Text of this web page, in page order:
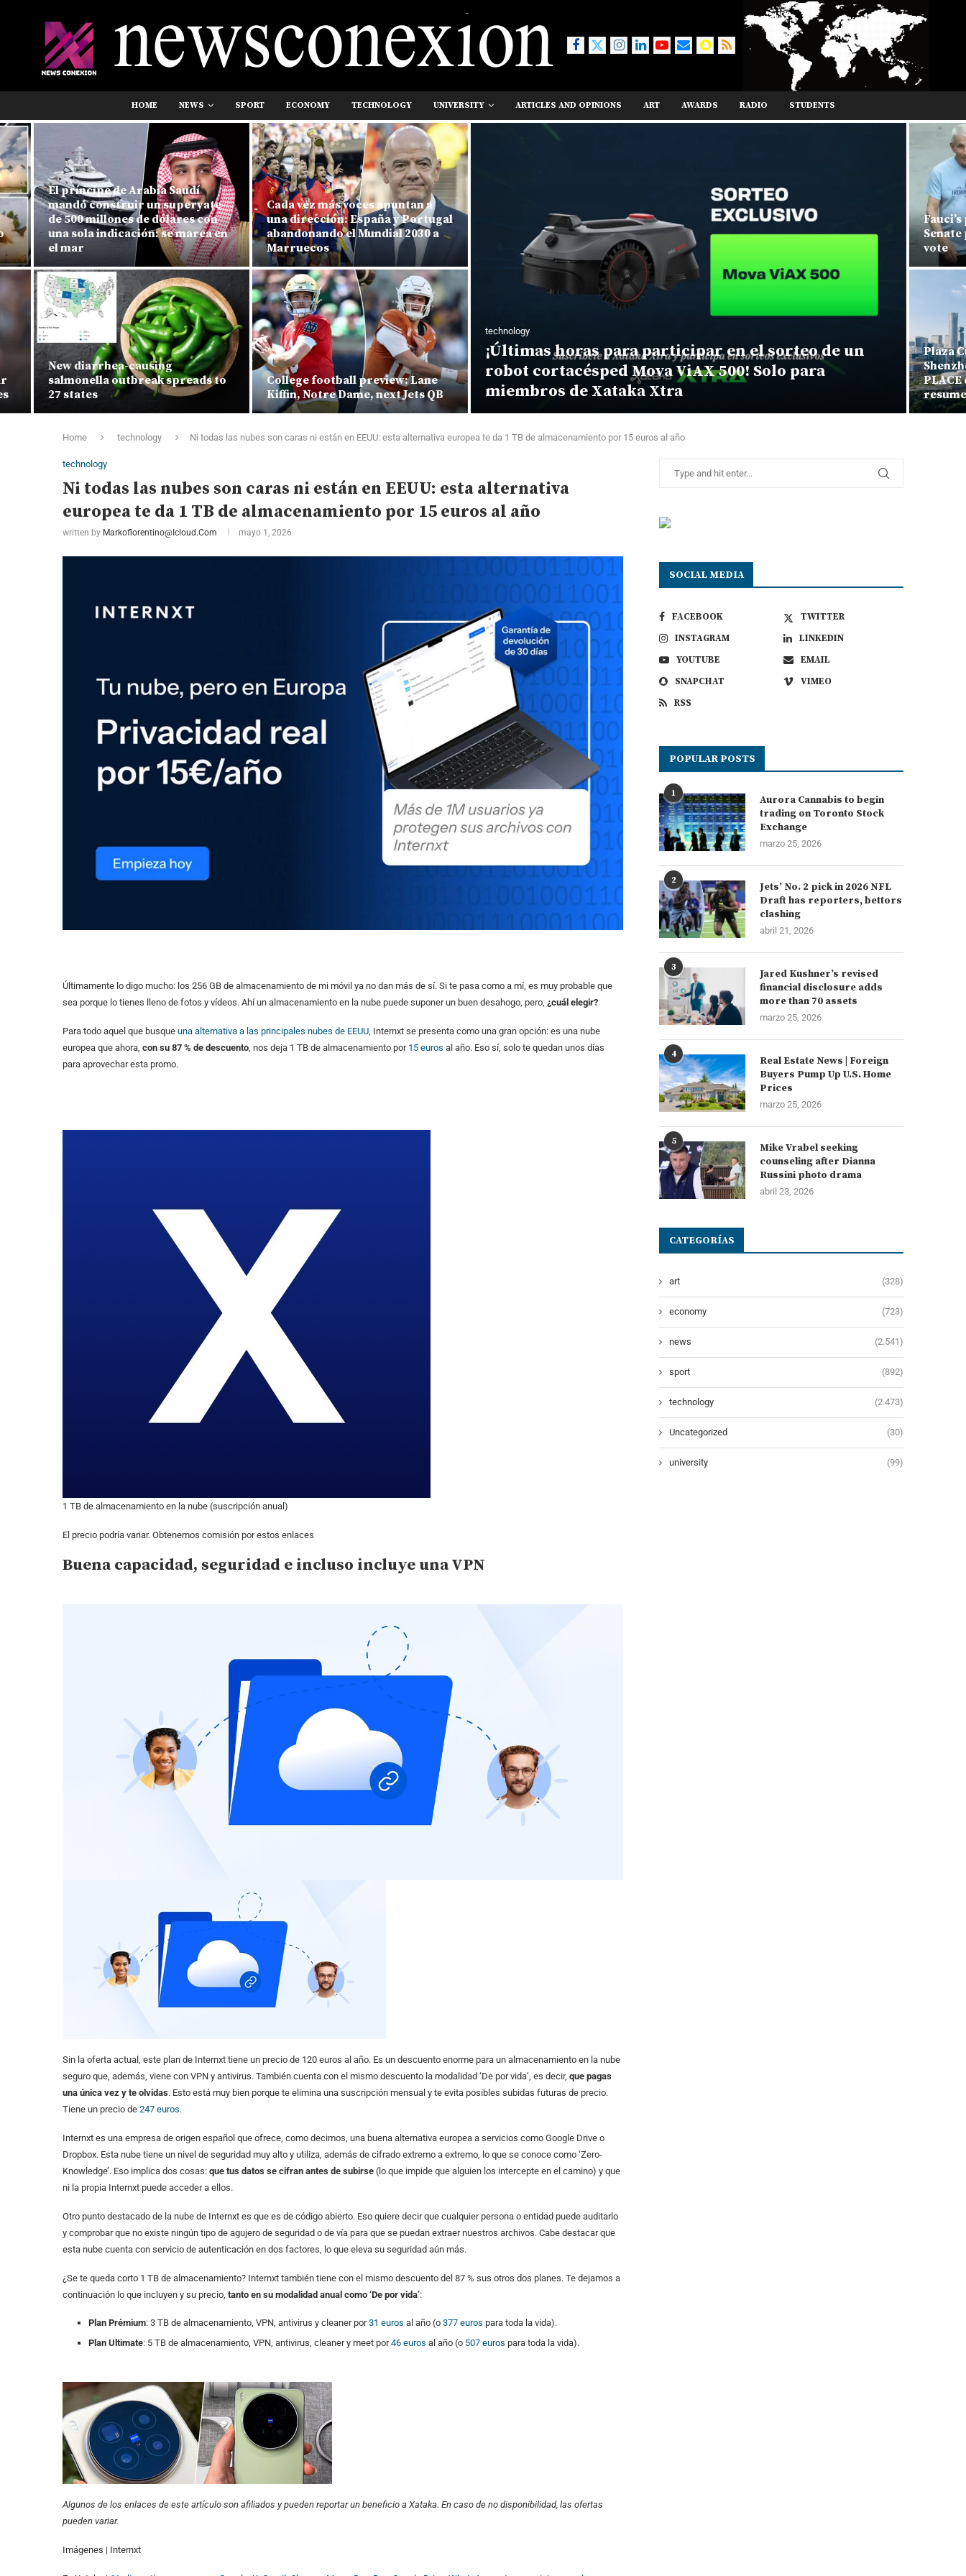
HOME NEWS SPORT ECONOMY TECHNOLOGY UNIVERSITY ARTICLES AND OPINIONS ART AWARDS RADIO STUDENTS
El príncipe de Arabia Saudí
mandó construir un superyate
de 500 millones de dólares con
una sola indicación: se marea en
el mar
New diarrhea-causing
salmonella outbreak spreads to
27 states
Cada vez más voces apuntan a
una dirección: España y Portugal
abandonando el Mundial 2030 a
Marruecos
College football preview: Lane
Kiffin, Notre Dame, next Jets QB
technology
¡Últimas horas para participar en el sorteo de un
robot cortacésped Mova ViAX 500! Solo para
miembros de Xataka Xtra
Fauci’s
Senate
Plaza
Shenzhen
PLACE de
resumen de
Home technology Ni todas las nubes son caras ni están en EEUU: esta alternativa europea te da 1 TB de almacenamiento por 15 euros al año
technology
Ni todas las nubes son caras ni están en EEUU: esta alternativa
europea te da 1 TB de almacenamiento por 15 euros al año
written by Markoflorentino@icloud.com mayo 1, 2026
Últimamente lo digo mucho: los 256 GB de almacenamiento de mi móvil ya no dan más de sí. Si te pasa como a mí, es muy probable que
sea porque lo tienes lleno de fotos y vídeos. Ahí un almacenamiento en la nube puede suponer un buen desahogo, pero, ¿cuál elegir?
Para todo aquel que busque una alternativa a las principales nubes de EEUU , Internxt se presenta como una gran opción: es una nube
europea que ahora, con su 87 % de descuento , nos deja 1 TB de almacenamiento por 15 euros al año. Eso sí, solo te quedan unos días
para aprovechar esta promo.
1 TB de almacenamiento en la nube (suscripción anual)
El precio podría variar. Obtenemos comisión por estos enlaces
Buena capacidad, seguridad e incluso incluye una VPN
Sin la oferta actual, este plan de Internxt tiene un precio de 120 euros al año. Es un descuento enorme para un almacenamiento en la nube
seguro que, además, viene con VPN y antivirus. También cuenta con el mismo descuento la modalidad ‘De por vida’, es decir, que pagas
una única vez y te olvidas. Esto está muy bien porque te elimina una suscripción mensual y te evita posibles subidas futuras de precio.
Tiene un precio de 247 euros.
Internxt es una empresa de origen español que ofrece, como decimos, una buena alternativa europea a servicios como Google Drive o
Dropbox. Esta nube tiene un nivel de seguridad muy alto y utiliza, además de cifrado extremo a extremo, lo que se conoce como ‘Zero-
Knowledge’. Eso implica dos cosas: que tus datos se cifran antes de subirse (lo que impide que alguien los intercepte en el camino) y que
ni la propia Internxt puede acceder a ellos.
Otro punto destacado de la nube de Internxt es que es de código abierto. Eso quiere decir que cualquier persona o entidad puede auditarlo
y comprobar que no existe ningún tipo de agujero de seguridad o de vía para que se puedan extraer nuestros archivos. Cabe destacar que
esta nube cuenta con servicio de autenticación en dos factores, lo que eleva su seguridad aún más.
¿Se te queda corto 1 TB de almacenamiento? Internxt también tiene con el mismo descuento del 87 % sus otros dos planes. Te dejamos a
continuación lo que incluyen y su precio, tanto en su modalidad anual como ‘De por vida’:
Plan Prémium: 3 TB de almacenamiento, VPN, antivirus y cleaner por31 euros al año (o 377 euros para toda la vida).
Plan Ultimate: 5 TB de almacenamiento, VPN, antivirus, cleaner y meet por46 euros al año (o 507 euros para toda la vida).
Algunos de los enlaces de este artículo son afiliados y pueden reportar un beneficio a Xataka. En caso de no disponibilidad, las ofertas
pueden variar.
Imágenes | Internxt
SOCIAL MEDIA
FACEBOOK
TWITTER
INSTAGRAM
LINKEDIN
YOUTUBE
EMAIL
SNAPCHAT
VIMEO
RSS
POPULAR POSTS
1
Aurora Cannabis to begin
trading on Toronto Stock
Exchange
marzo 25, 2026
2
Jets’ No. 2 pick in 2026 NFL
Draft has reporters, bettors
clashing
abril 21, 2026
3
Jared Kushner’s revised
financial disclosure adds
more than 70 assets
marzo 25, 2026
4
Real Estate News | Foreign
Buyers Pump Up U.S. Home
Prices
marzo 25, 2026
5
Mike Vrabel seeking
counseling after Dianna
Russini photo drama
abril 23, 2026
CATEGORÍAS
art (328)
economy (723)
news (2.541)
sport (892)
technology (2.473)
Uncategorized (30)
university (99)